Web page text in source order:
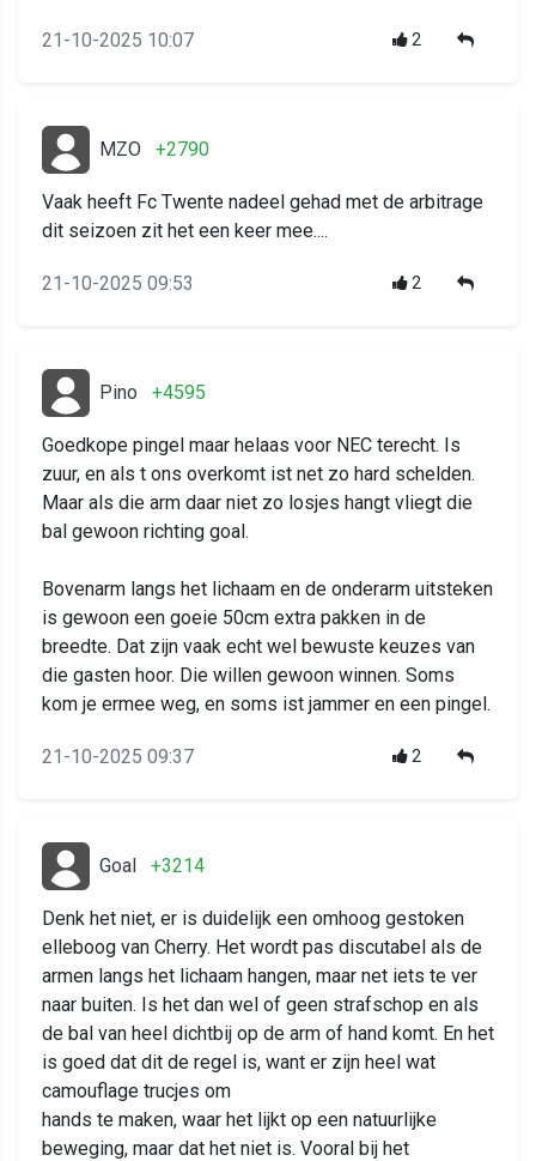
21-10-2025 10:07 2
MZO +2790
Vaak heeft Fc Twente nadeel gehad met de arbitrage
dit seizoen zit het een keer mee....
21-10-2025 09:53 2
Pino +4595
Goedkope pingel maar helaas voor NEC terecht. Is
zuur, en als t ons overkomt ist net zo hard schelden.
Maar als die arm daar niet zo losjes hangt vliegt die
bal gewoon richting goal.
Bovenarm langs het lichaam en de onderarm uitsteken
is gewoon een goeie 50cm extra pakken in de
breedte. Dat zijn vaak echt wel bewuste keuzes van
die gasten hoor. Die willen gewoon winnen. Soms
kom je ermee weg, en soms ist jammer en een pingel.
21-10-2025 09:37 2
Goal +3214
Denk het niet, er is duidelijk een omhoog gestoken
elleboog van Cherry. Het wordt pas discutabel als de
armen langs het lichaam hangen, maar net iets te ver
naar buiten. Is het dan wel of geen strafschop en als
de bal van heel dichtbij op de arm of hand komt. En het
is goed dat dit de regel is, want er zijn heel wat
camouflage trucjes om
hands te maken, waar het lijkt op een natuurlijke
beweging, maar dat het niet is. Vooral bij het